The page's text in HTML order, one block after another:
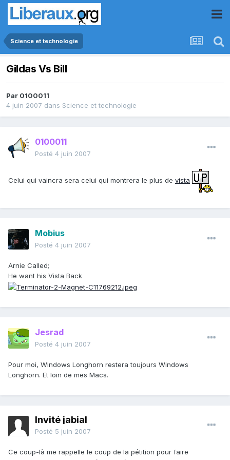
Science et technologie
Gildas Vs Bill
Par 0100011
4 juin 2007 dans Science et technologie
0100011
Posté 4 juin 2007
Celui qui vaincra sera celui qui montrera le plus de vista
Mobius
Posté 4 juin 2007
Arnie Called;
He want his Vista Back
Jesrad
Posté 4 juin 2007
Pour moi, Windows Longhorn restera toujours Windows
Longhorn. Et loin de mes Macs.
Invité jabial
Posté 5 juin 2007
Ce coup-là me rappelle le coup de la pétition pour faire